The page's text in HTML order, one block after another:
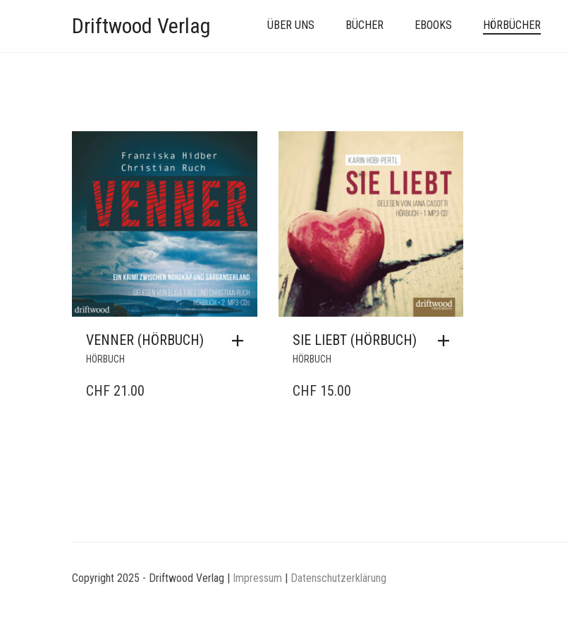
Driftwood Verlag ÜBER UNS BÜCHER EBOOKS HÖRBÜCHER
VENNER (HÖRBUCH)
HÖRBUCH
CHF 21.00
SIE LIEBT (HÖRBUCH)
HÖRBUCH
CHF15.00
Copyright 2025 - Driftwood Verlag | Impressum | Datenschutzerklärung